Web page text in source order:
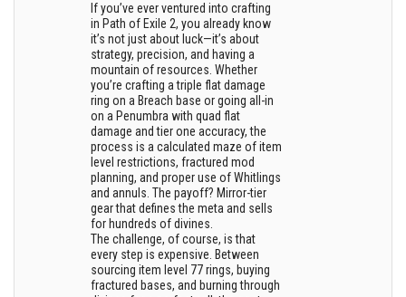
If you’ve ever ventured into crafting
in Path of Exile 2, you already know
it’s not just about luck—it’s about
strategy, precision, and having a
mountain of resources. Whether
you’re crafting a triple flat damage
ring on a Breach base or going all-in
on a Penumbra with quad flat
damage and tier one accuracy, the
process is a calculated maze of item
level restrictions, fractured mod
planning, and proper use of Whitlings
and annuls. The payoff? Mirror-tier
gear that defines the meta and sells
for hundreds of divines.
The challenge, of course, is that
every step is expensive. Between
sourcing item level 77 rings, buying
fractured bases, and burning through